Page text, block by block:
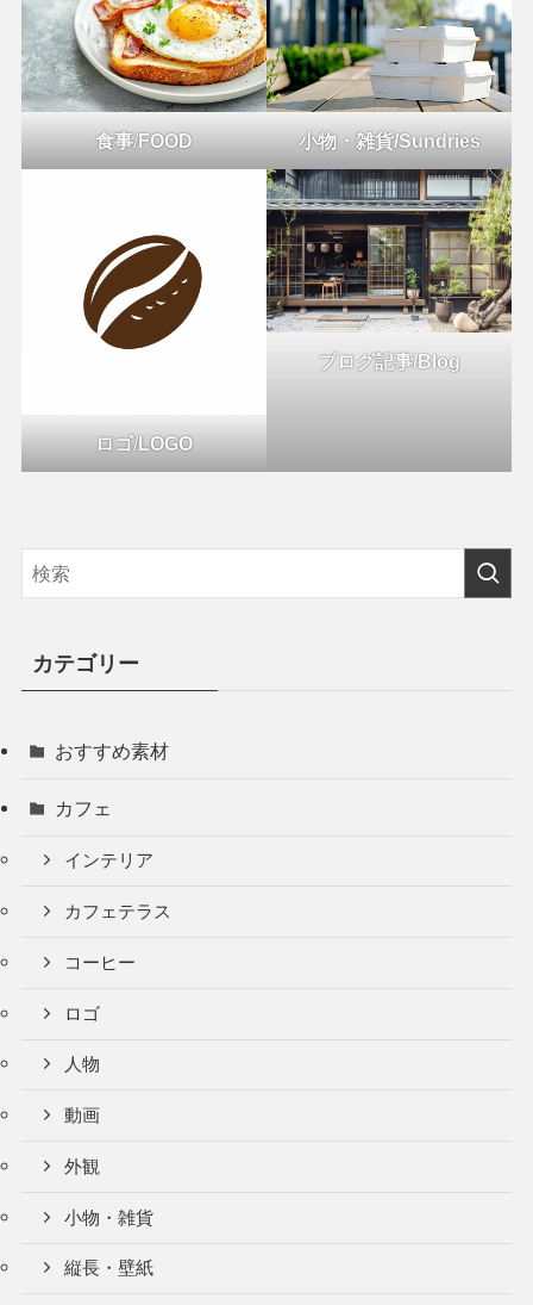
食事/FOOD 小物・雑貨/Sundries
ロゴ/LOGO
ブログ記事/Blog
カテゴリー
おすすめ素材
カフェ
インテリア
カフェテラス
コーヒー
ロゴ
人物
動画
外観
小物・雑貨
縦長・壁紙